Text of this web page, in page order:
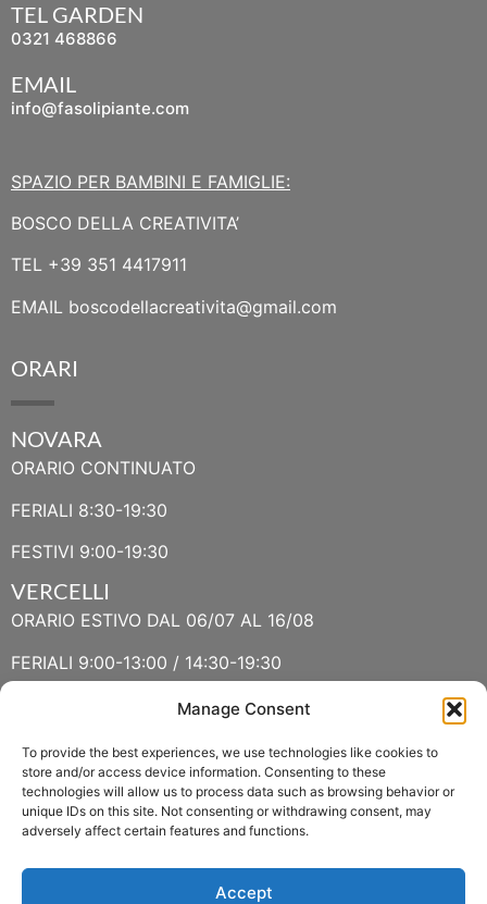
Manage Consent
To provide the best experiences, we use technologies like cookies to
store and/or access device information. Consenting to these
technologies will allow us to process data such as browsing behavior or
unique IDs on this site. Not consenting or withdrawing consent, may
adversely affect certain features and functions.
Accept
TEL GARDEN
0321 468866
EMAIL
info@fasolipiante.com
SPAZIO PER BAMBINI E FAMIGLIE:
BOSCO DELLA CREATIVITA’
TEL +39 351 4417911
EMAIL boscodellacreativita@gmail.com
ORARI
NOVARA
ORARIO CONTINUATO
FERIALI 8:30-19:30
FESTIVI 9:00-19:30
VERCELLI
ORARIO ESTIVO DAL 06/07 AL 16/08
FERIALI 9:00-13:00 / 14:30-19:30
FESTIVI 9:30-13:00 / 14:30-19:30
VERBANIA
ORARIO ESTIVO LUGLIO E AGOSTO
FERIALI 8:30-13:00 / 15:00-19:00
FESTIVI 8:30-12:30